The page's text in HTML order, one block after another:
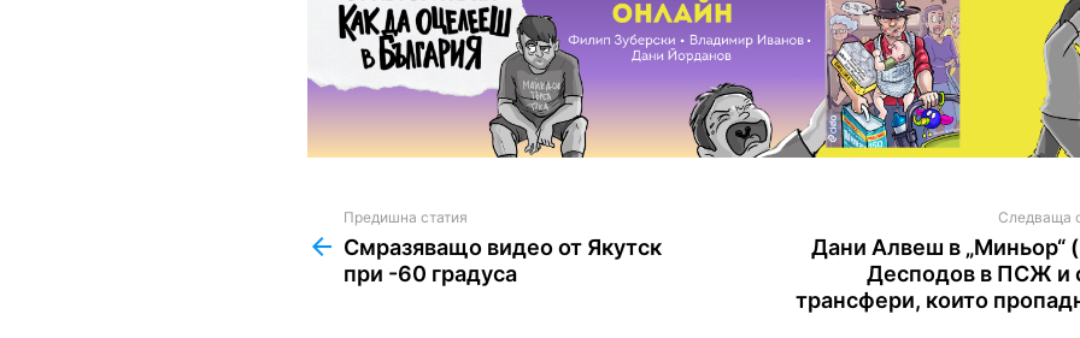
more
Предишна статия
Смразяващо видео от Якутск
при -60 градуса
Следваща
Дани Алвеш в „Миньор“
Десподов в ПСЖ и
трансфери, които